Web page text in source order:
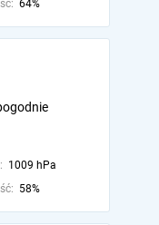
64%
1009 hPa
58%